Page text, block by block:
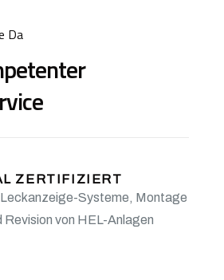
Da
ZERTIFIZIERT
Systeme, Montage
Revision von HEL-Anlagen